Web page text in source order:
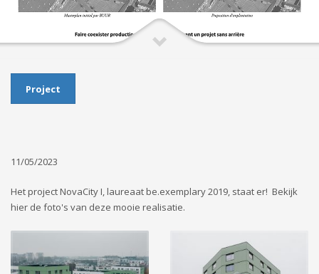
Project
11/05/2023
Het project NovaCity I, laureaat be.exemplary 2019, staat er! Bekijk
hier de foto's van deze mooie realisatie.